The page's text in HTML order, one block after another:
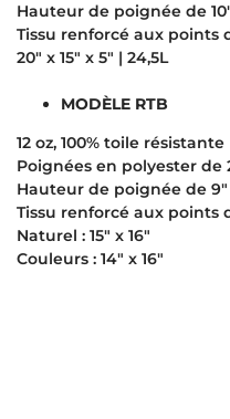
Hauteur de poignée de
Tissu renforcé aux points
20″ x 15″ x 5″ | 24,5L
MODÈLE RTB
12 oz, 100% toile résistante
Poignées en polyester de
Hauteur de poignée de 9″
Tissu renforcé aux points
Naturel : 15″ x 16″
Couleurs : 14″ x 16″